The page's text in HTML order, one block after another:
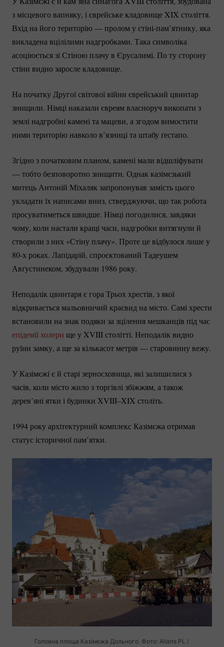
з місцевого вапняку, і єврейське кладовище XIX століття.
Вхід на його територію — пролом устіні-пам’ятнику, яка
викладена вцілілими надгробками. Така символіка
асоціюється зі Стіною плачу в Єрусалимі. По ту сторону
стіни видно заросле кладовище.
На початку Другої світової війни єврейський цвинтар
знищили. Німці наказали євреям власноруч викопати з
землі надгробні камені та мацеви, а згодом вимостити
ними територію навколо в’язниці та штабу ґестапо.
Згідно з початковим планом, камені мали відшліфувати
— тобто безповоротно знищити. Однак казімєзький
митець Антоній Міхаляк запропонував замість цього
укладати їх написами вниз, стверджуючи, що так робота
просуватиметься швидше. Німці погодилися, завдяки
чому, коли настали кращі часи, надгробки витягнули й
створили з них «Стіну плачу». Проте це відбулося лише у
80-х роках. Лапідарій, спроєктований Тадеушем
Авґустинеком, збудували 1986 року.
Неподалік цвинтаря є гора Трьох хрестів, з якої
відкривається мальовничий краєвид на місто. Самі хрести
встановили на знак подяки за зцілення мешканців під час
епідемії холери ще у XVIII столітті. Неподалік видно
руїни замку, а ще за кількасот метрів — старовинну вежу.
У Казімєжі є й старі зерносховища, які залишилися з
часів, коли місто жило з торгівлі збіжжям, а також
дерев’яні ятки і будинки XVIII–XIX століть.
1994 року архітектурний комплекс Казімєжа отримав
статус історичної пам’ятки.
Головна площа Казімєжа Дольного. Фото: Alians PL /